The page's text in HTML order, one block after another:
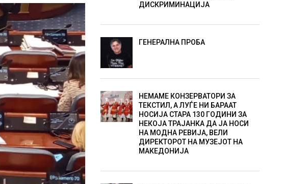
ДИСКРИМИНАЦИЈА
ГЕНЕРАЛНА ПРОБА
НЕМАМЕ КОНЗЕРВАТОРИ ЗА
ТЕКСТИЛ, А ЛУЃЕ НИ БАРААТ
НОСИЈА СТАРА 130 ГОДИНИ ЗА
НЕКОЈА ТРАЈАНКА ДА ЈА НОСИ
НА МОДНА РЕВИЈА, ВЕЛИ
ДИРЕКТОРОТ НА МУЗЕЈОТ НА
МАКЕДОНИЈА